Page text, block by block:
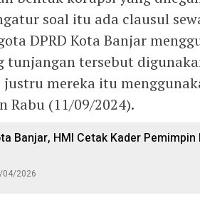
soal itu ada clausul
DPRD Kota Banjar
tunjangan tersebut
justru mereka itu
Rabu (11/09/2024).
Banjar, HMI Cetak Kader
04/2026